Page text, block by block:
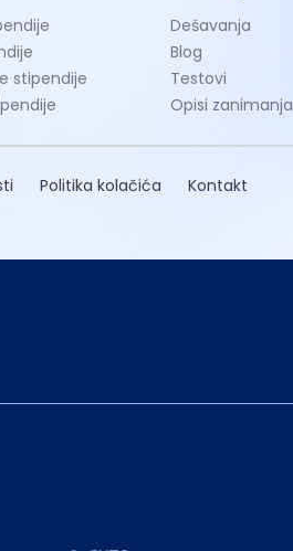
stipendije
Dešavanja
Blog
Testovi
Opisi zanimanja
Politika kolačića Kontakt